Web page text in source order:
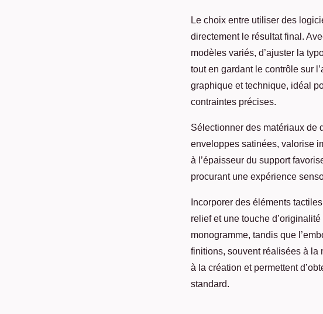
Le choix entre utiliser des
directement le résultat final.
modèles variés, d’ajuster la
tout en gardant le contrôle sur
graphique et technique, idéal
contraintes précises.
Sélectionner des matériaux de
enveloppes satinées, valorise
à l’épaisseur du support
procurant une expérience
Incorporer des éléments
relief et une touche
monogramme, tandis que
finitions, souvent réalisées à la
à la création et permettent
standard.